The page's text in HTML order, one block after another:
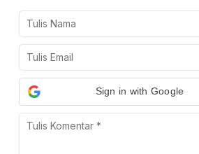
Sign in with Google